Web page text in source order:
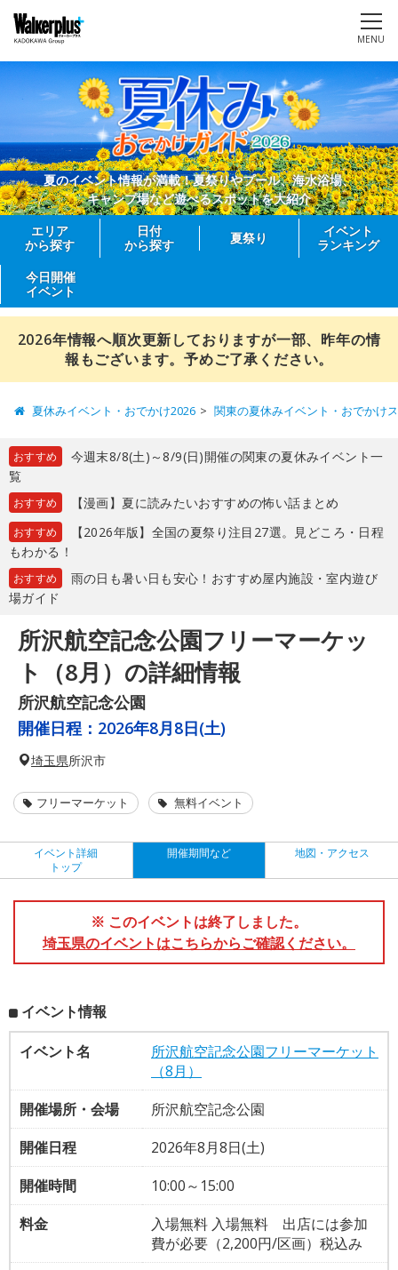
MENU
夏のイベント情報が満載！夏祭りやプール、海水浴場、
キャンプ場など遊べるスポットを大紹介
エリア
から探す
日付
から探す
夏祭り
イベント
ランキング
今日開催
イベント
2026年情報へ順次更新しておりますが一部、昨年の情
報もございます。予めご了承ください。
夏休みイベント・おでかけ2026 関東の夏休みイベント・おでかけ
おすすめ
今週末8/8(土)～8/9(日)開催の関東の夏休みイベント一
覧
おすすめ 【漫画】夏に読みたいおすすめの怖い話まとめ
おすすめ
【2026年版】全国の夏祭り注目27選。見どころ・日程
もわかる！
おすすめ
雨の日も暑い日も安心！おすすめ屋内施設・室内遊び
場ガイド
所沢航空記念公園フリーマーケッ
ト（8月）の詳細情報
所沢航空記念公園
開催日程： 2026年8月8日(土)
埼玉県所沢市
フリーマーケット 無料イベント
イベント詳細
トップ
開催期間など 地図・アクセス
※ このイベントは終了しました。
埼玉県のイベントはこちらからご確認ください。
イベント情報
イベント名
所沢航空記念公園フリーマーケット
（8月）
開催場所・会場
所沢航空記念公園
開催日程
2026年8月8日(土)
開催時間
10:00～15:00
料金
入場無料 入場無料 出店には参加
費が必要（2,200円/区画）税込み